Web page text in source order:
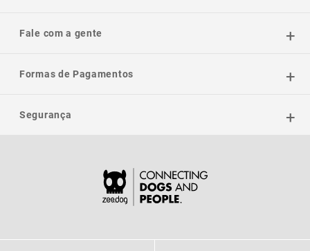
Fale com a gente
Formas de Pagamentos
Segurança